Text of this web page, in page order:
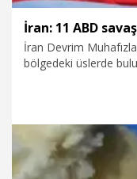
İran Devrim
bölgedeki üslerde